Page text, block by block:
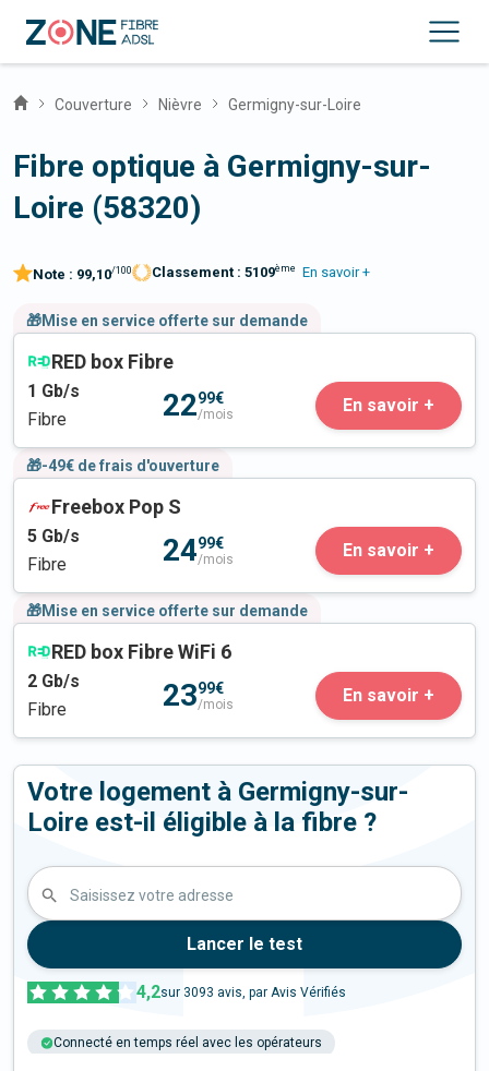
Couverture Nièvre Germigny-sur-Loire
Fibre optique à Germigny-sur-
Loire (58320)
Note : 99,10/100 Classement : 5109ème En savoir +
🎁Mise en service offerte sur demande
RED box Fibre
1 Gb/s
Fibre
2299€
/mois En savoir +
🎁-49€ de frais d'ouverture
Freebox Pop S
5 Gb/s
Fibre
2499€
/mois En savoir +
🎁Mise en service offerte sur demande
RED box Fibre WiFi 6
2 Gb/s
Fibre
2399€
/mois En savoir +
Votre logement à Germigny-sur-
Loire est-il éligible à la fibre ?
Saisissez votre adresse
Lancer le test
4,2sur 3093 avis, par Avis Vérifiés
Connecté en temps réel avec les opérateurs